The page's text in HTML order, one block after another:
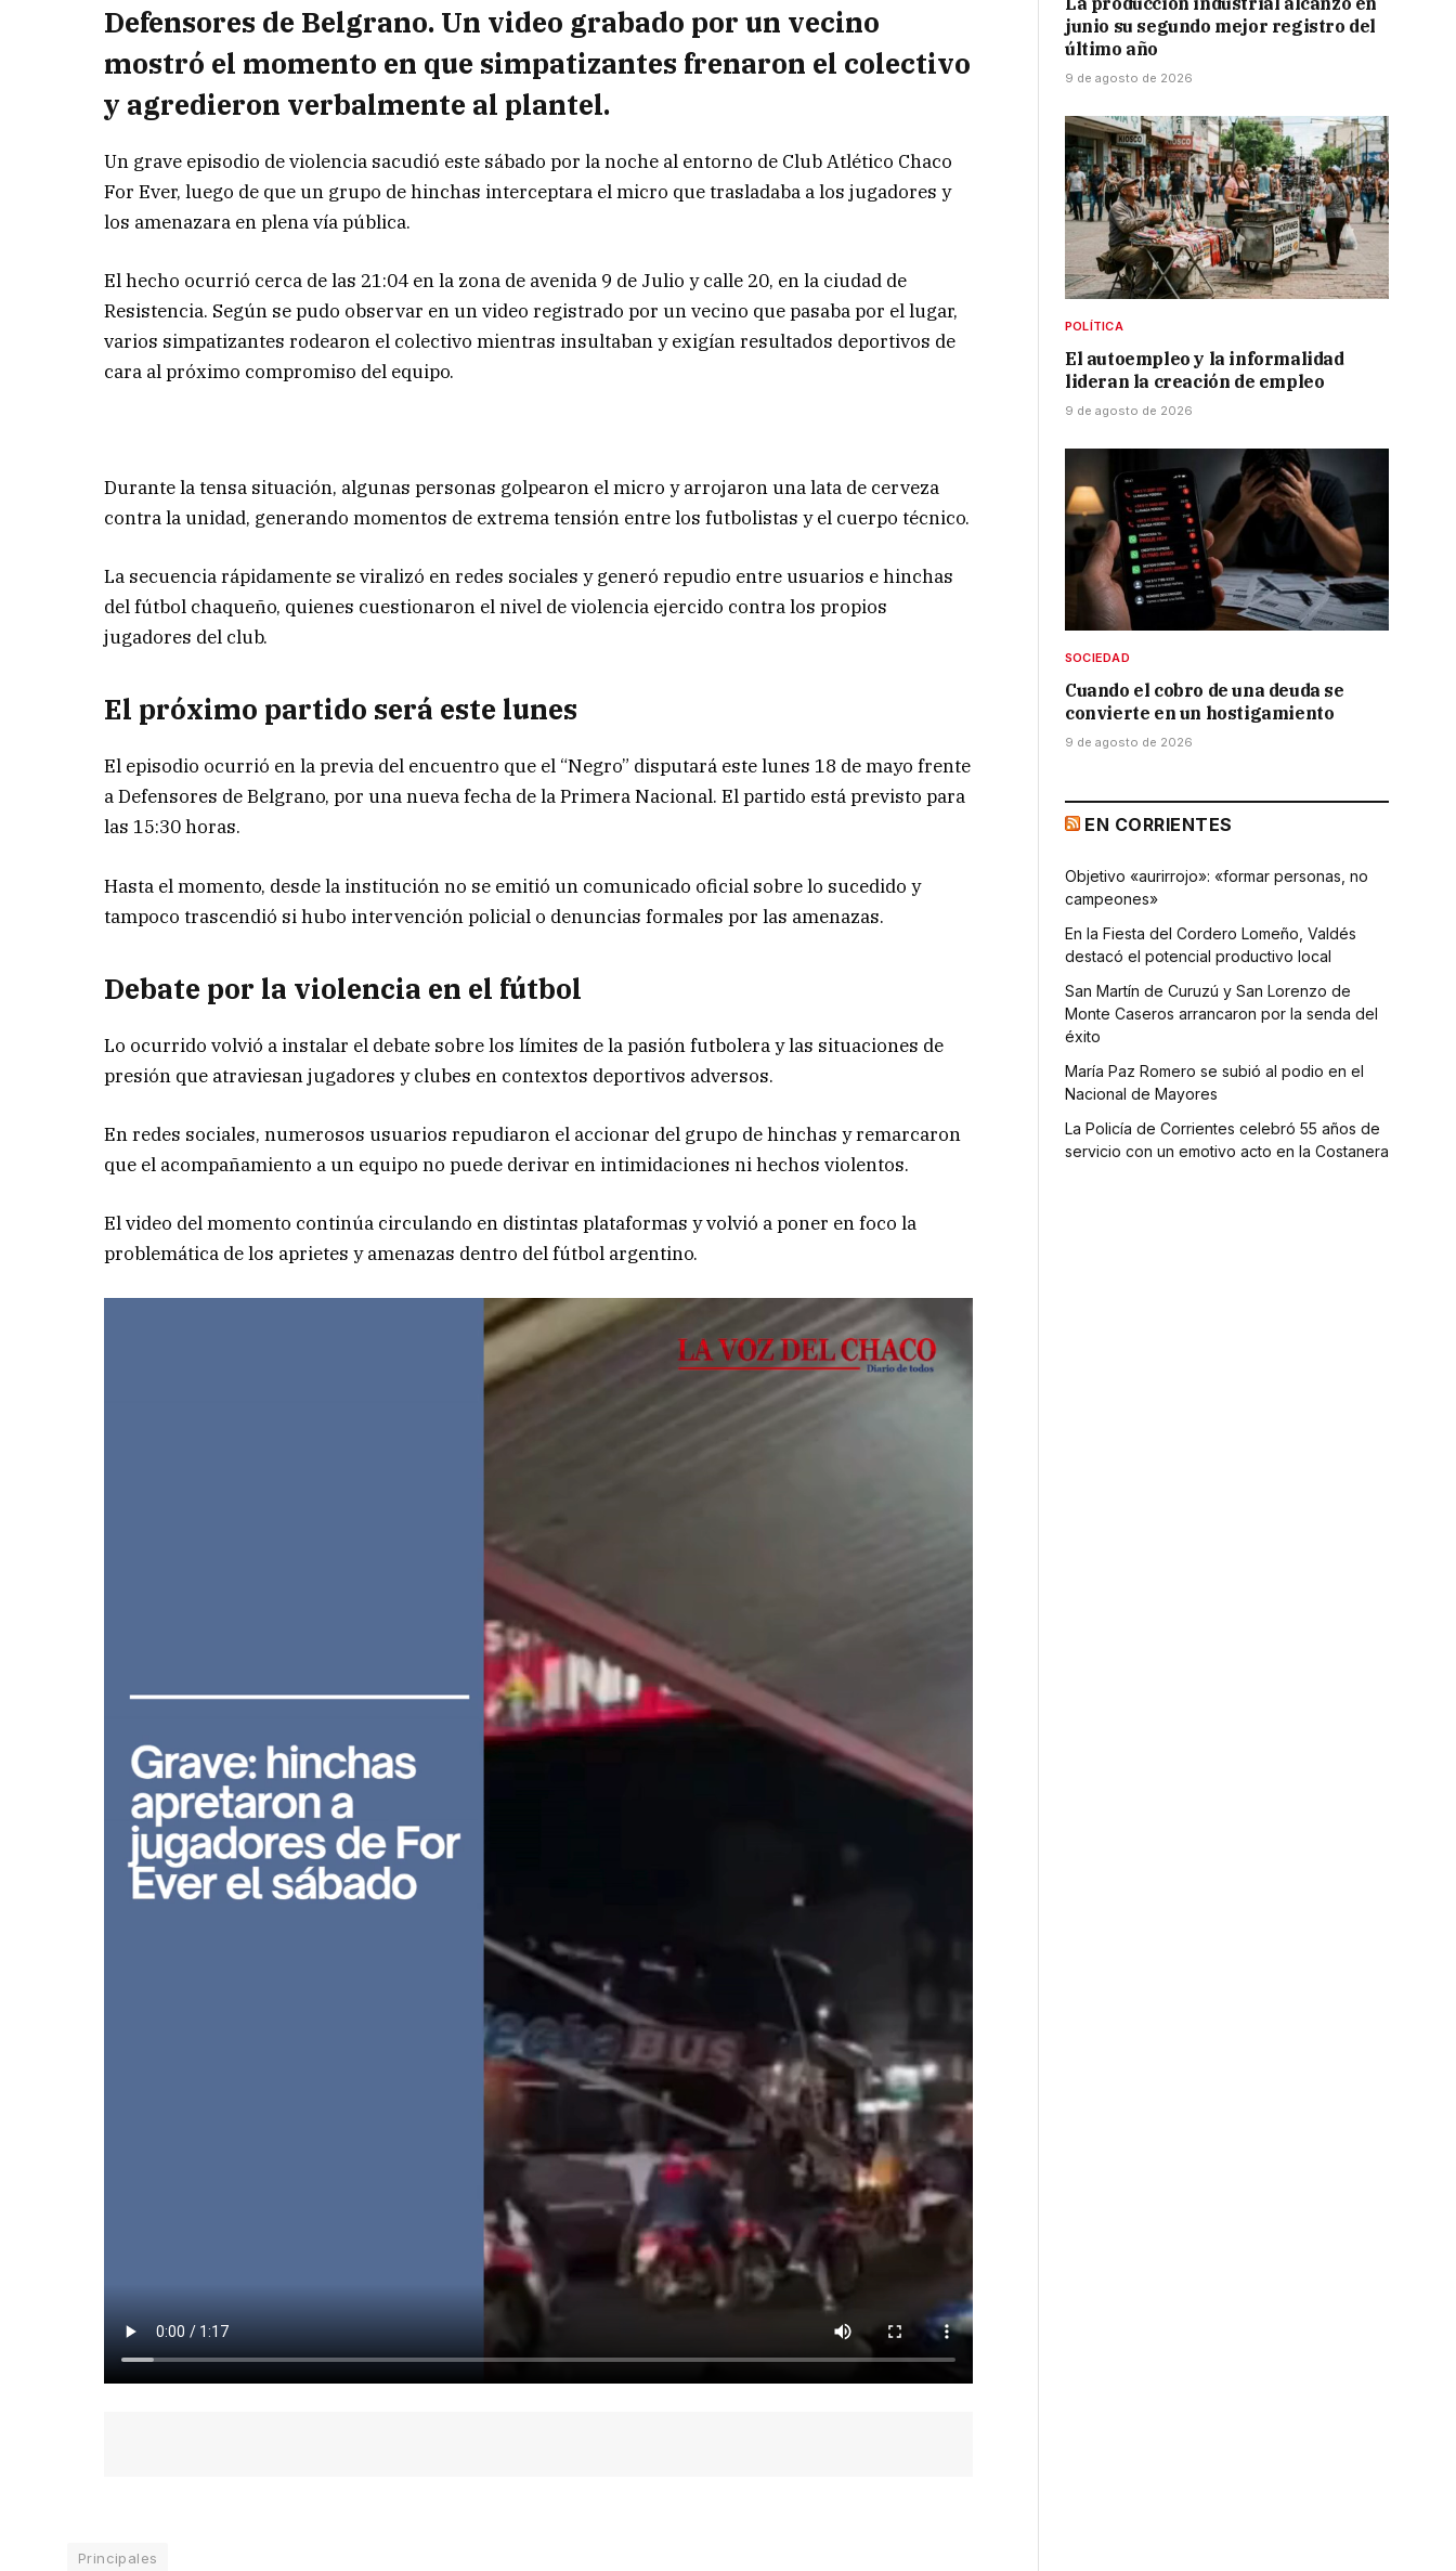
Defensores de Belgrano. Un video grabado por un vecino
mostró el momento en que simpatizantes frenaron el colectivo
y agredieron verbalmente al plantel.
Un grave episodio de violencia sacudió este sábado por la noche al entorno de Club Atlético Chaco
For Ever, luego de que un grupo de hinchas interceptara el micro que trasladaba a los jugadores y
los amenazara en plena vía pública.
El hecho ocurrió cerca de las 21:04 en la zona de avenida 9 de Julio y calle 20, en la ciudad de
Resistencia. Según se pudo observar en un video registrado por un vecino que pasaba por el lugar,
varios simpatizantes rodearon el colectivo mientras insultaban y exigían resultados deportivos de
cara al próximo compromiso del equipo.
Durante la tensa situación, algunas personas golpearon el micro y arrojaron una lata de cerveza
contra la unidad, generando momentos de extrema tensión entre los futbolistas y el cuerpo técnico.
La secuencia rápidamente se viralizó en redes sociales y generó repudio entre usuarios e hinchas
del fútbol chaqueño, quienes cuestionaron el nivel de violencia ejercido contra los propios
jugadores del club.
El próximo partido será este lunes
El episodio ocurrió en la previa del encuentro que el “Negro” disputará este lunes 18 de mayo frente
a Defensores de Belgrano, por una nueva fecha de la Primera Nacional. El partido está previsto para
las 15:30 horas.
Hasta el momento, desde la institución no se emitió un comunicado oficial sobre lo sucedido y
tampoco trascendió si hubo intervención policial o denuncias formales por las amenazas.
Debate por la violencia en el fútbol
Lo ocurrido volvió a instalar el debate sobre los límites de la pasión futbolera y las situaciones de
presión que atraviesan jugadores y clubes en contextos deportivos adversos.
En redes sociales, numerosos usuarios repudiaron el accionar del grupo de hinchas y remarcaron
que el acompañamiento a un equipo no puede derivar en intimidaciones ni hechos violentos.
El video del momento continúa circulando en distintas plataformas y volvió a poner en foco la
problemática de los aprietes y amenazas dentro del fútbol argentino.
Principales
junio su segundo mejor registro del
último año
9 de agosto de 2026
POLÍTICA
El autoempleo y la informalidad
lideran la creación de empleo
9 de agosto de 2026
SOCIEDAD
Cuando el cobro de una deuda se
convierte en un hostigamiento
9 de agosto de 2026
EN CORRIENTES
Objetivo «aurirrojo»: «formar personas, no
campeones»
En la Fiesta del Cordero Lomeño, Valdés
destacó el potencial productivo local
San Martín de Curuzú y San Lorenzo de
Monte Caseros arrancaron por la senda del
éxito
María Paz Romero se subió al podio en el
Nacional de Mayores
La Policía de Corrientes celebró 55 años de
servicio con un emotivo acto en la Costanera